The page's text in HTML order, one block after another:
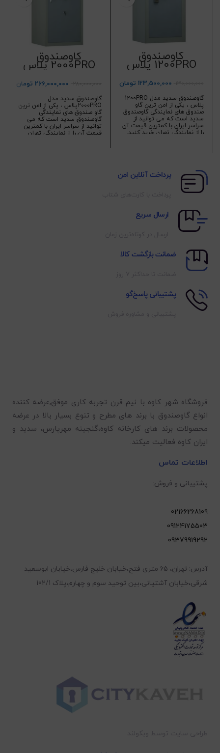
گاوصندوق
1200PRO پلاس
سدید
123,500,000 تومان
گاوصندوق سدید مدل 1200PRO
پلاس ، یکی از امن ترین گاو
صندوق های نمایندگی گاوصندوق
سدید است که می توانید از
سراسر ایران با کمترین قیمت آن
را از نمایندگی تهران خرید کنید.
گاوصندوق
2000PRO پلاس
سدید
266,000,000 تومان
گاوصندوق سدید مدل
2000PROپلاس ، یکی از امن ترین
گاو صندوق های نمایندگی
گاوصندوق سدید است که می
توانید از سراسر ایران با کمترین
قیمت آن را از نمایندگی تهران
پرداخت آنلاین امن
ارسال سریع
ضمانت بازگشت کالا
پشتیبانی پاسخ‌گو
فروشگاه شهر کاوه با نیم قرن تجربه کاری موفق,عرضه کننده
انواع گاوصندوق با برند های مطرح و تنوع بسیار بالا در عرضه
محصولات برند های کارخانه کاوه،گنجینه مهرپارس، سدید و
ایران کاوه فعالیت میکند.
اطلاعات تماس
پشتیبانی و فروش:
02166268109
09124175503
09379919292
آدرس: تهران، 65 متری فتح،خیابان خلیج فارس،خیابان ابوسعید
شرقی،خیابان آشتیانی،بین توحید سوم و چهارم،پلاک 102/1